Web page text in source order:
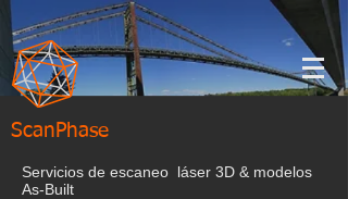
ScanPhase
Servicios de escaneo láser 3D & modelos
As-Built